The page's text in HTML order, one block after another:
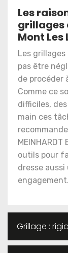
Les
grillages
Mont
Les
pas être
de procéder
Comme ce
difficiles,
main ces
outils pour
dresse
engagement.
Grillage :